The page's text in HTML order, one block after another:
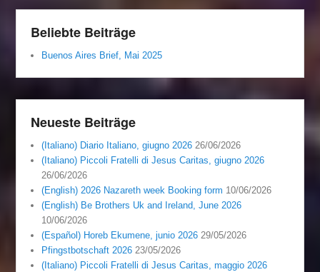
Beliebte Beiträge
Buenos Aires Brief, Mai 2025
Neueste Beiträge
(Italiano) Diario Italiano, giugno 2026 26/06/2026
(Italiano) Piccoli Fratelli di Jesus Caritas, giugno 2026
26/06/2026
(English) 2026 Nazareth week Booking form 10/06/2026
(English) Be Brothers Uk and Ireland, June 2026
10/06/2026
(Español) Horeb Ekumene, junio 2026 29/05/2026
Pfingstbotschaft 2026 23/05/2026
(Italiano) Piccoli Fratelli di Jesus Caritas, maggio 2026